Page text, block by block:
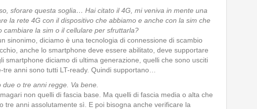
sforare questa soglia… Hai citato il 4G, mi veniva in mente una
la rete 4G con il dispositivo che abbiamo e anche con la sim che
cambiare la sim o il cellulare per sfruttarla?
sinonimo, diciamo è una tecnologia di connessione di scambio
anche lo smartphone deve essere abilitato, deve supportare
smartphone diciamo di ultima generazione, quelli che sono usciti
anni sono tutti LT-ready. Quindi supportano…
o tre anni regge. Va bene.
non quelli di fascia base. Ma quelli di fascia media o alta che
tre anni assolutamente sì. E poi bisogna anche verificare la